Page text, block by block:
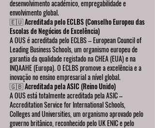
desenvolvimento académico, empregabilidade e
envolvimento global.
🇪🇺 Acreditada pelo ECLBS (Conselho Europeu das
Escolas de Negócios de Excelência)
A OUS é acreditada pelo ECLBS – European Council of
Leading Business Schools, um organismo europeu de
garantia da qualidade registado na CHEA (EUA) e na
INQAAHE (Europa). O ECLBS promove a excelência e a
inovação no ensino empresarial a nível global.
🇬🇧 Acreditada pela ASIC (Reino Unido)
A OUS está totalmente acreditada pela ASIC –
Accreditation Service for International Schools,
Colleges and Universities, um organismo aprovado pelo
governo britânico, reconhecido pelo UK ENIC e pelo